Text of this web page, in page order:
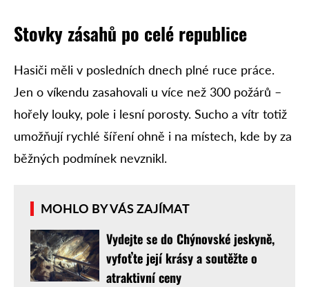
Stovky zásahů po celé republice
Hasiči měli v posledních dnech plné ruce práce.
Jen o víkendu zasahovali u více než 300 požárů –
hořely louky, pole i lesní porosty. Sucho a vítr totiž
umožňují rychlé šíření ohně i na místech, kde by za
běžných podmínek nevznikl.
MOHLO BY VÁS ZAJÍMAT
Vydejte se do Chýnovské jeskyně,
vyfoťte její krásy a soutěžte o
atraktivní ceny